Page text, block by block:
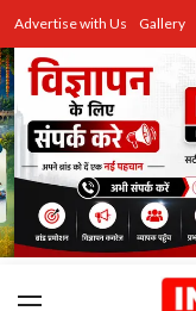
Advertise with Us Gallery
उत्तर प्रदेश
Advertise with Us
Events
राज्य